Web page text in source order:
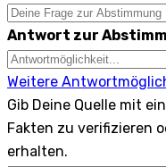
Antwort zur
Weitere
Gib Deine Quelle mit
Fakten zu verifizieren
erhalten.